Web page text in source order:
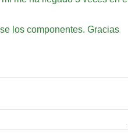
los componentes. Gracias